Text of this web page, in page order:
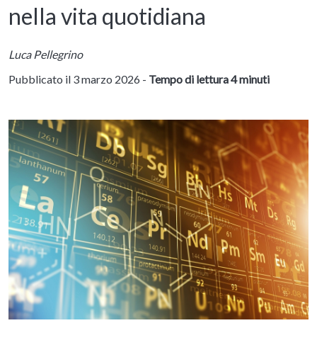
nella vita quotidiana
Luca Pellegrino
Pubblicato il 3 marzo 2026 - Tempo di lettura 4 minuti